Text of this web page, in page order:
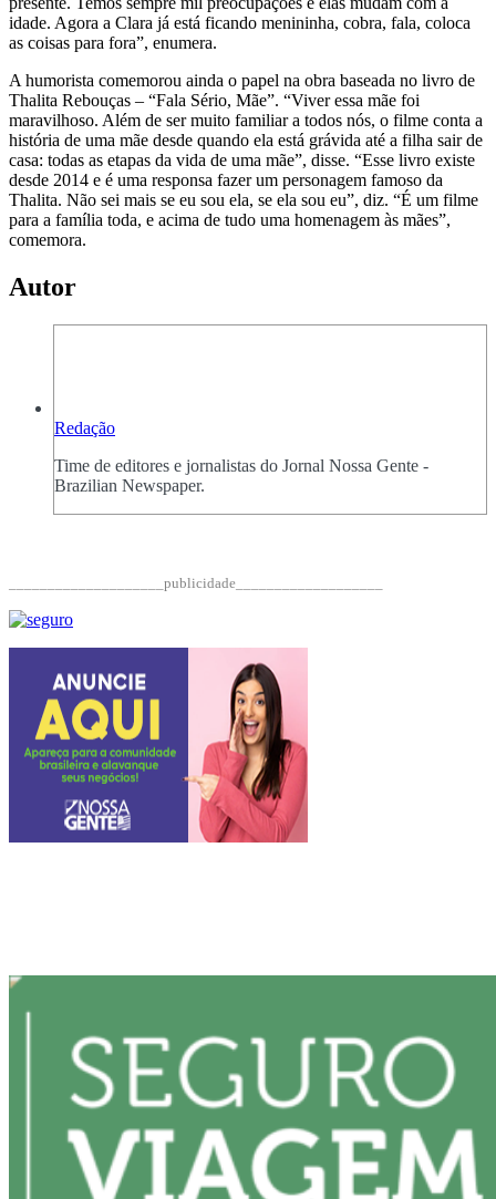
idade. Agora a Clara já está ficando menininha, cobra, fala, coloca
as coisas para fora”, enumera.
A humorista comemorou ainda o papel na obra baseada no livro de
Thalita Rebouças – “Fala Sério, Mãe”. “Viver essa mãe foi
maravilhoso. Além de ser muito familiar a todos nós, o filme conta a
história de uma mãe desde quando ela está grávida até a filha sair de
casa: todas as etapas da vida de uma mãe”, disse. “Esse livro existe
desde 2014 e é uma responsa fazer um personagem famoso da
Thalita. Não sei mais se eu sou ela, se ela sou eu”, diz. “É um filme
para a família toda, e acima de tudo uma homenagem às mães”,
comemora.
Autor
Redação
Time de editores e jornalistas do Jornal Nossa Gente -
Brazilian Newspaper.
____________________publicidade___________________